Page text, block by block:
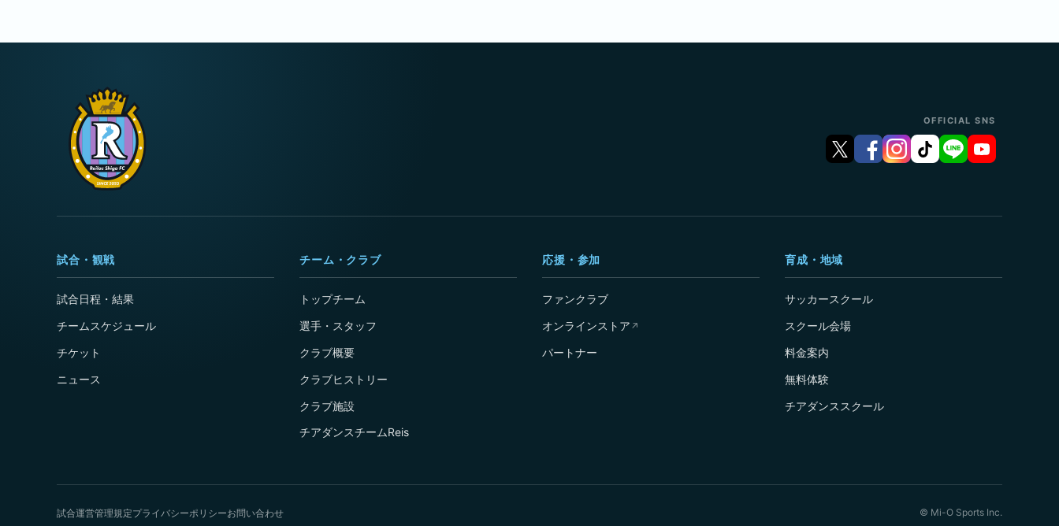
OFFICIAL SNS
試合・観戦
試合日程・結果
チームスケジュール
チケット
ニュース
チーム・クラブ
トップチーム
選手・スタッフ
クラブ概要
クラブヒストリー
クラブ施設
チアダンスチームReis
応援・参加
ファンクラブ
オンラインストア ↗
パートナー
育成・地域
サッカースクール
スクール会場
料金案内
無料体験
チアダンススクール
試合運営管理規定プライバシーポリシーお問い合わせ © Mi-O Sports Inc.